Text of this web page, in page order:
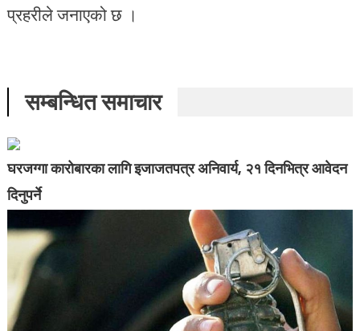
प्रहरीले जनाएको छ ।
सम्बन्धित समाचार
घरजग्गा कारोबारका लागि इजाजतपत्र अनिवार्य, २१ दिनभित्र आवेदन
दिनुपर्ने